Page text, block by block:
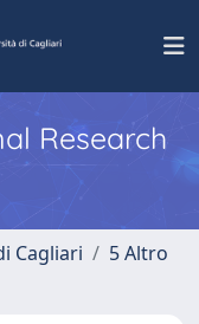
Research
Cagliari
5 Altro